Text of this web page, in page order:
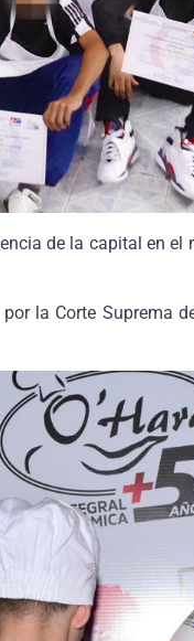
de la capital en
la Corte Suprema